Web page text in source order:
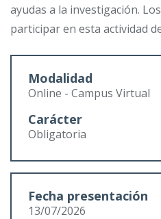
ayudas a la investigación.
participar en esta actividad
Modalidad
Online - Campus Virtual
Carácter
Obligatoria
Fecha presentación
13/07/2026